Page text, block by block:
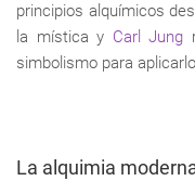
principios alquímicos
la mística y Carl Jung
simbolismo para
La alquimia